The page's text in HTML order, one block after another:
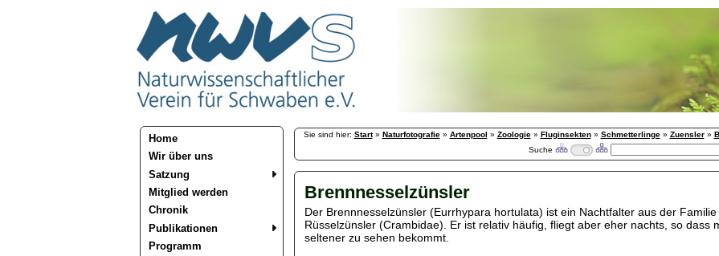
Home
Wir über uns
Satzung
Mitglied werden
Chronik
Publikationen
Programm
Sie sind hier: Start» Naturfotografie» Artenpool » Zoologie» Fluginsekten» Schmetterlinge» Zuensler»
Suche
Brennnesselzünsler
Der Brennnesselzünsler (Eurrhypara hortulata) ist ein Nachtfalter aus der Familie
Rüsselzünsler (Crambidae). Er ist relativ häufig, fliegt aber eher nachts, so dass
seltener zu sehen bekommt.